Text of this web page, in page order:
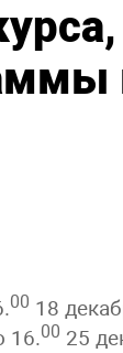
00 18
16.00 25